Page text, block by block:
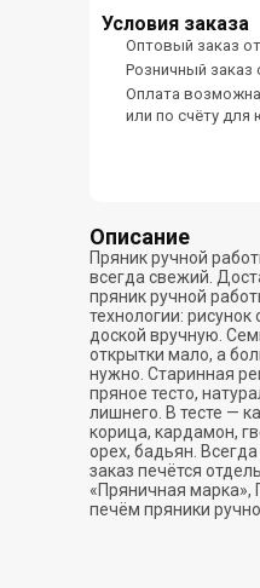
Описание
Пряник ручной
всегда свежий.
пряник ручной
технологии: рисунок
доской вручную.
открытки мало, а
нужно. Старинная
пряное тесто,
лишнего. В тесте —
корица, кардамон,
орех, бадьян.
заказ печётся
«Пряничная марка»,
печём пряники
Условия заказа
Оптовый заказ от
Розничный заказ
Оплата
или по счёту для